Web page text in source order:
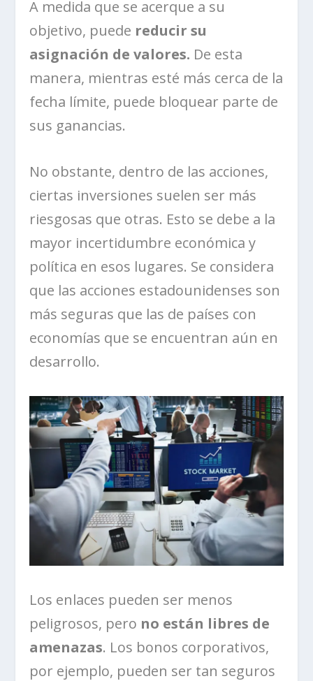
A medida que se acerque a su
objetivo, puede reducir su
asignación de valores. De esta
manera, mientras esté más cerca de la
fecha límite, puede bloquear parte de
sus ganancias.
No obstante, dentro de las acciones,
ciertas inversiones suelen ser más
riesgosas que otras. Esto se debe a la
mayor incertidumbre económica y
política en esos lugares. Se considera
que las acciones estadounidenses son
más seguras que las de países con
economías que se encuentran aún en
desarrollo.
Los enlaces pueden ser menos
peligrosos, pero no están libres de
amenazas. Los bonos corporativos,
por ejemplo, pueden ser tan seguros